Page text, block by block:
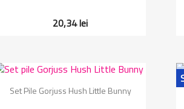
20,34 lei
Vizualizare rapida
Set Pile Gorjuss Hush Little Bunny